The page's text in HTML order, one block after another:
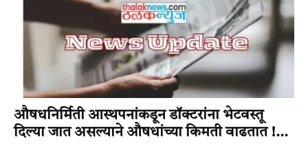
औषधनिर्मिती आस्थपनांकडून डॉक्टरांना भेटवस्तू
दिल्या जात असल्याने औषधांच्या किमती वाढतात !...